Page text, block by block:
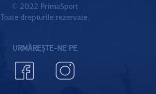
© 2022 PrimaSport
Toate drepturile rezervate.
URMĂREȘTE-NE PE